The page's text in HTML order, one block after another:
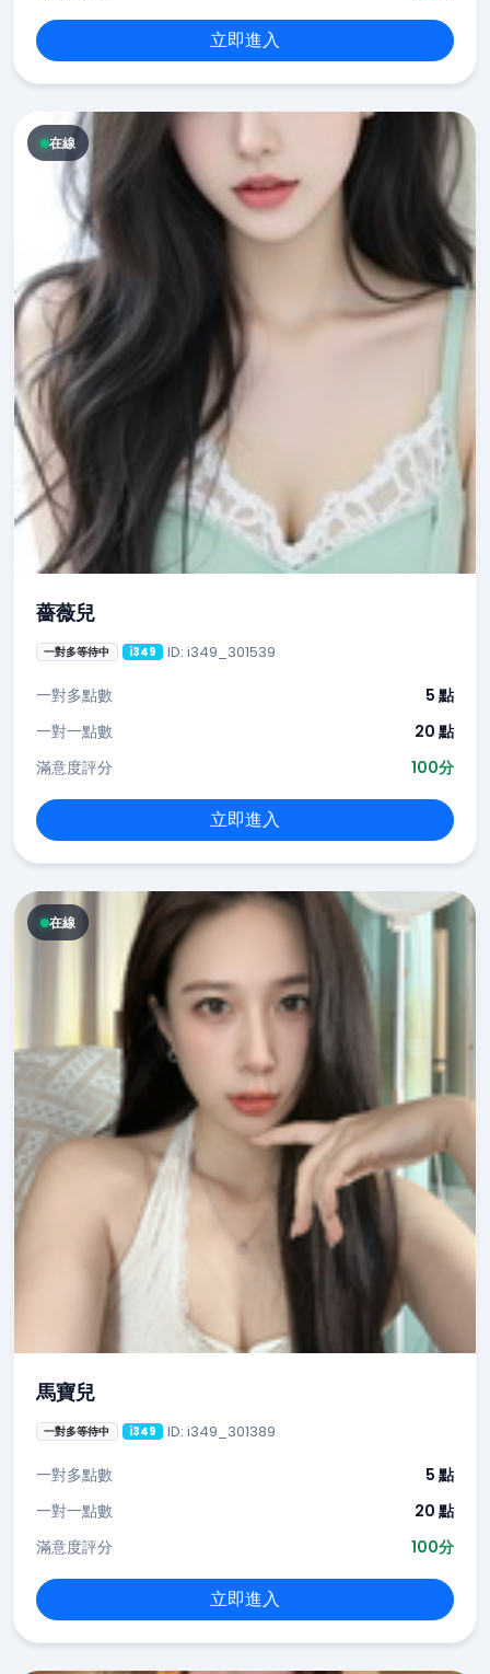
立即進入
在線
薔薇兒
一對多等待中 i349 ID: i349_301539
一對多點數
5 點
一對一點數
20 點
滿意度評分
100分
立即進入
在線
馬寶兒
一對多等待中 i349 ID: i349_301389
一對多點數
5 點
一對一點數
20 點
滿意度評分
100分
立即進入